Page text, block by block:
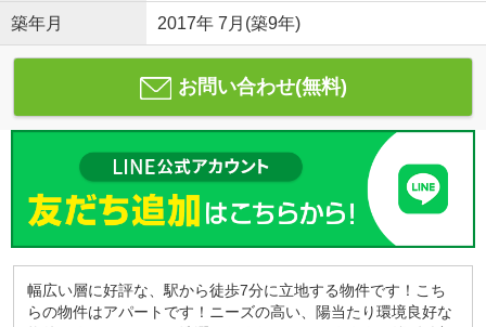
築年月 2017年 7月(築9年)
お問い合わせ(無料)
幅広い層に好評な、駅から徒歩7分に立地する物件です！こち
らの物件はアパートです！ニーズの高い、陽当たり環境良好な